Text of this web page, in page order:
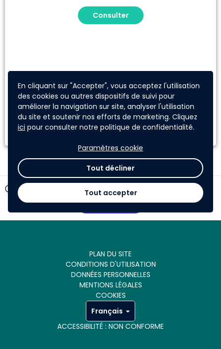
En cliquant sur "Accepter", vous acceptez l'utilisation
des cookies ou autres dispositifs de suivi pour
améliorer la navigation sur site, analyser l'utilisation
du site et soutenir nos efforts de marketing. Cliquez
ici pour consulter notre politique de confidentialité.
Paramètres cookie
Tout décliner
Tout accepter
Consulter
timer
47 jours restants
Participer
PLAN DU SITE
CONDITIONS D'UTILISATION
DONNÉES PERSONNELLES
MENTIONS LÉGALES
COOKIES
Français
ACCESSIBILITÉ : NON CONFORME